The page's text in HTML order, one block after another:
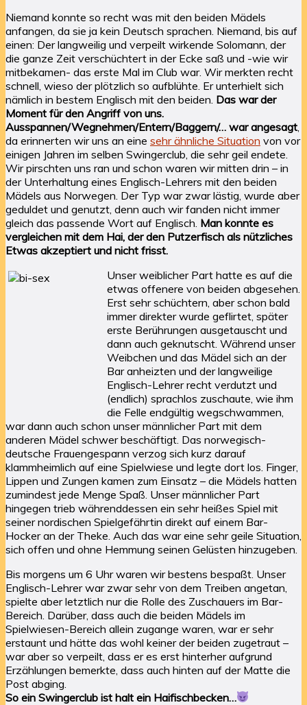
Niemand konnte so recht was mit den beiden Mädels
anfangen, da sie ja kein Deutsch sprachen. Niemand, bis auf
einen: Der langweilig und verpeilt wirkende Solomann, der
die ganze Zeit verschüchtert in der Ecke saß und -wie wir
mitbekamen- das erste Mal im Club war. Wir merkten recht
schnell, wieso der plötzlich so aufblühte. Er unterhielt sich
nämlich in bestem Englisch mit den beiden. Das war der
Moment für den Angriff von uns.
Ausspannen/Wegnehmen/Entern/Baggern/… war angesagt
da erinnerten wir uns an eine sehr ähnliche Situation von vor
einigen Jahren im selben Swingerclub, die sehr geil endete.
Wir pirschten uns ran und schon waren wir mitten drin – in
der Unterhaltung eines Englisch-Lehrers mit den beiden
Mädels aus Norwegen. Der Typ war zwar lästig, wurde aber
geduldet und genutzt, denn auch wir fanden nicht immer
gleich das passende Wort auf Englisch. Man konnte es
vergleichen mit dem Hai, der den Putzerfisch als nützliches
Etwas akzeptiert und nicht frisst.
Unser weiblicher Part hatte es auf die
etwas offenere von beiden abgesehen.
Erst sehr schüchtern, aber schon bald
immer direkter wurde geflirtet, später
erste Berührungen ausgetauscht und
dann auch geknutscht. Während unser
Weibchen und das Mädel sich an der
Bar anheizten und der langweilige
Englisch-Lehrer recht verdutzt und
(endlich) sprachlos zuschaute, wie ihm
die Felle endgültig wegschwammen,
war dann auch schon unser männlicher Part mit dem
anderen Mädel schwer beschäftigt. Das norwegisch-
deutsche Frauengespann verzog sich kurz darauf
klammheimlich auf eine Spielwiese und legte dort los. Finger,
Lippen und Zungen kamen zum Einsatz – die Mädels hatten
zumindest jede Menge Spaß. Unser männlicher Part
hingegen trieb währenddessen ein sehr heißes Spiel mit
seiner nordischen Spielgefährtin direkt auf einem Bar-
Hocker an der Theke. Auch das war eine sehr geile Situation,
sich offen und ohne Hemmung seinen Gelüsten hinzugeben.
Bis morgens um 6 Uhr waren wir bestens bespaßt. Unser
Englisch-Lehrer war zwar sehr von dem Treiben angetan,
spielte aber letztlich nur die Rolle des Zuschauers im Bar-
Bereich. Darüber, dass auch die beiden Mädels im
Spielwiesen-Bereich allein zugange waren, war er sehr
erstaunt und hätte das wohl keiner der beiden zugetraut –
war aber so verpeilt, dass er es erst hinterher aufgrund
Erzählungen bemerkte, dass auch hinten auf der Matte die
Post abging.
So ein Swingerclub ist halt ein Haifischbecken…